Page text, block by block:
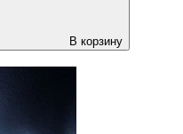
В корзину